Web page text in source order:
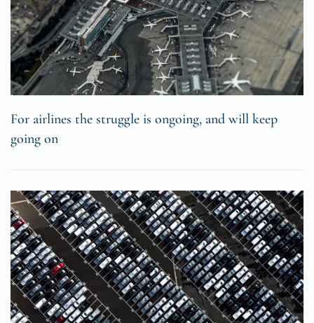
For airlines the struggle is ongoing, and will keep
going on